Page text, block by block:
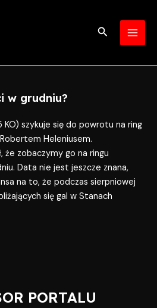
Search
w grudniu?
KO) szykuje się do powrotu na ring
Heleniusem.
że zobaczymy go na ringu
Data nie jest jeszcze znana,
na to, że podczas sierpniowej
się gal w Stanach
PORTALU